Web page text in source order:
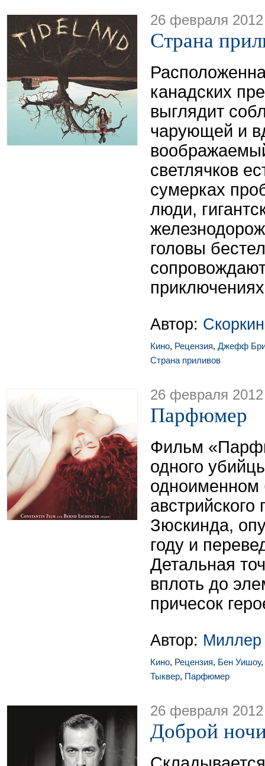
26 февраля 2012
Страна
канадских
выглядит
чарующей и
светлячков
сумерках
люди,
головы
Автор:
Кино, Рецензия, Джефф
Страна приливов
26 февраля 2012
Парфюмер
Фильм
одного
одноименном
австрийского
Зюскинда,
году и
Детальная
вплоть до
причесок
Автор: Миллер
Кино, Рецензия, Бен Уишоу,
Тыквер, Парфюмер
26 февраля 2012
Доброй